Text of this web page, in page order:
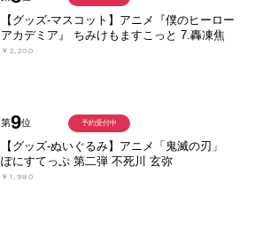
【グッズ-マスコット】アニメ『僕のヒーロー
アカデミア』 ちみけもますこっと 7.轟凍焦
￥2,200
第9位
【グッズ-ぬいぐるみ】アニメ「鬼滅の刃」
ぽにすてっぷ 第二弾 不死川 玄弥
￥1,980
予約受付中